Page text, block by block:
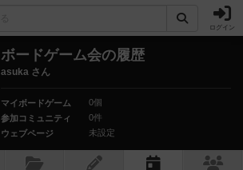
ログイン
ボードゲーム会の履歴
asuka さん
マイボードゲーム
0個
参加コミュニティ
0件
ウェブページ
未設定